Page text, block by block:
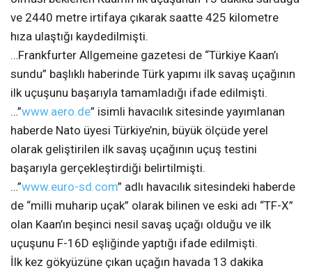
ve 2440 metre irtifaya çıkarak saatte 425 kilometre
hıza ulaştığı kaydedilmişti.
…Frankfurter Allgemeine gazetesi de “Türkiye Kaan’ı
sundu” başlıklı haberinde Türk yapımı ilk savaş uçağının
ilk uçuşunu başarıyla tamamladığı ifade edilmişti.
…”www.aero.de” isimli havacılık sitesinde yayımlanan
haberde Nato üyesi Türkiye’nin, büyük ölçüde yerel
olarak geliştirilen ilk savaş uçağının uçuş testini
başarıyla gerçekleştirdiği belirtilmişti.
…”www.euro-sd.com” adlı havacılık sitesindeki haberde
de “milli muharip uçak” olarak bilinen ve eski adı “TF-X”
olan Kaan’ın beşinci nesil savaş uçağı olduğu ve ilk
uçuşunu F-16D eşliğinde yaptığı ifade edilmişti.
İlk kez gökyüzüne çıkan uçağın havada 13 dakika